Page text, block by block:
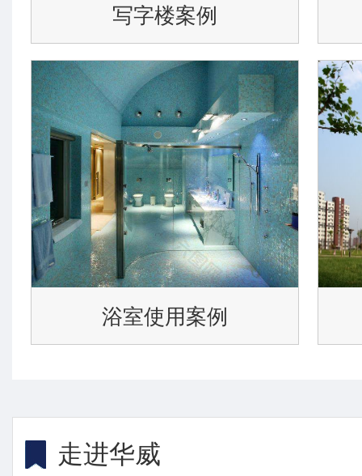
写字楼案例
浴室使用案例
走进华威